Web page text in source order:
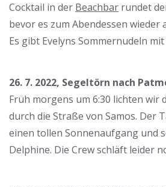
Cocktail in der Beachbar rundet
bevor es zum Abendessen wieder
Es gibt Evelyns Sommernudeln
26. 7. 2022, Segeltörn nach
Früh morgens um 6:30 lichten wir
durch die Straße von Samos. Der
einen tollen Sonnenaufgang und
Delphine. Die Crew schläft leider